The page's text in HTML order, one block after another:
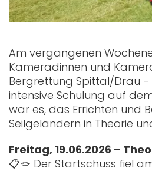
Am vergangenen
Kameradinnen und
Bergrettung Spittal/Drau -
intensive Schulung auf
war es, das Errichten und
Seilgeländern in Theorie
Freitag, 19.06.2026 –
📋🪢 Der Startschuss fiel